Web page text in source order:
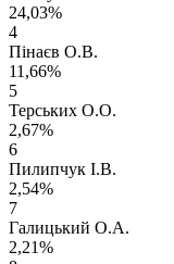
24,03%
4
Пінаєв О.В.
11,66%
5
Терських О.О.
2,67%
6
Пилипчук І.В.
2,54%
7
Галицький О.А.
2,21%